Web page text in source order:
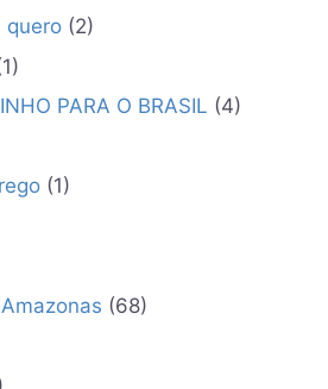
quero (2)
PARA O BRASIL (4)
(1)
(68)